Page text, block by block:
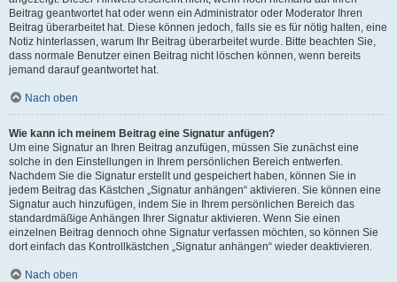
Beitrag geantwortet hat oder wenn ein Administrator oder Moderator Ihren
Beitrag überarbeitet hat. Diese können jedoch, falls sie es für nötig halten, eine
Notiz hinterlassen, warum Ihr Beitrag überarbeitet wurde. Bitte beachten Sie,
dass normale Benutzer einen Beitrag nicht löschen können, wenn bereits
jemand darauf geantwortet hat.
Nach oben
Wie kann ich meinem Beitrag eine Signatur anfügen?
Um eine Signatur an Ihren Beitrag anzufügen, müssen Sie zunächst eine
solche in den Einstellungen in Ihrem persönlichen Bereich entwerfen.
Nachdem Sie die Signatur erstellt und gespeichert haben, können Sie in
jedem Beitrag das Kästchen „Signatur anhängen“ aktivieren. Sie können eine
Signatur auch hinzufügen, indem Sie in Ihrem persönlichen Bereich das
standardmäßige Anhängen Ihrer Signatur aktivieren. Wenn Sie einen
einzelnen Beitrag dennoch ohne Signatur verfassen möchten, so können Sie
dort einfach das Kontrollkästchen „Signatur anhängen“ wieder deaktivieren.
Nach oben